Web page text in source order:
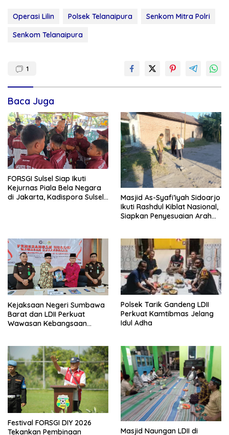
Operasi Lilin Polsek Telanaipura
Senkom Mitra Polri
Senkom Telanaipura
1
Baca Juga
FORSGI Sulsel Siap Ikuti
Kejurnas Piala Bela Negara
di Jakarta, Kadispora Sulsel
Masjid As-Syafi’iyah Sidoarjo
Ikuti Rashdul Kiblat Nasional,
Siapkan Penyesuaian Arah
Kejaksaan Negeri Sumbawa
Barat dan LDII Perkuat
Wawasan Kebangsaan
Polsek Tarik Gandeng LDII
Perkuat Kamtibmas Jelang
Idul Adha
Festival FORSGI DIY 2026
Tekankan Pembinaan
Masjid Naungan LDII di